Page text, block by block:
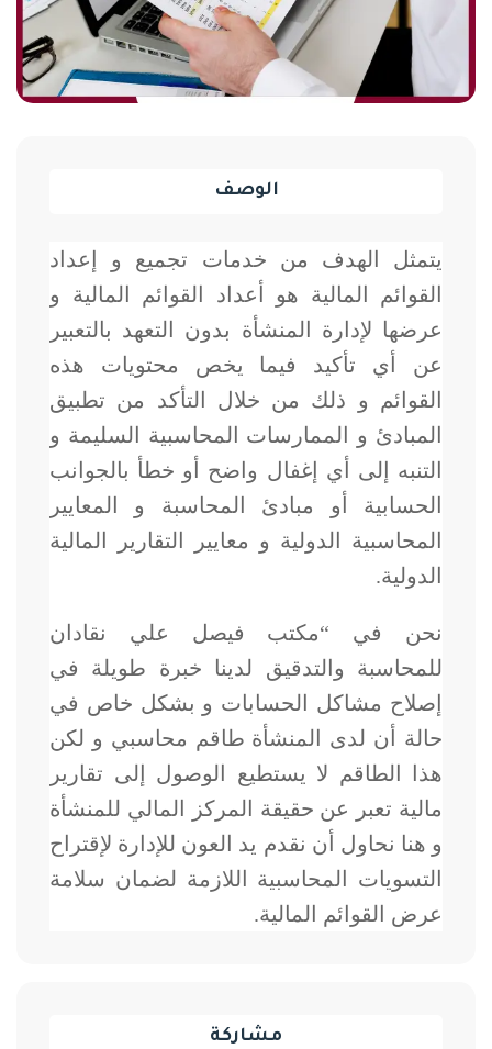
الوصف
يتمثل الهدف من خدمات تجميع و إعداد
القوائم المالية هو أعداد القوائم المالية و
عرضها لإدارة المنشأة بدون التعهد بالتعبير
عن أي تأكيد فيما يخص محتويات هذه
القوائم و ذلك من خلال التأكد من تطبيق
المبادئ و الممارسات المحاسبية السليمة و
التنبه إلى أي إغفال واضح أو خطأ بالجوانب
الحسابية أو مبادئ المحاسبة و المعايير
المحاسبية الدولية و معايير التقارير المالية
الدولية.
نحن في “مكتب فيصل علي نقادان
للمحاسبة والتدقيق لدينا خبرة طويلة في
إصلاح مشاكل الحسابات و بشكل خاص في
حالة أن لدى المنشأة طاقم محاسبي و لكن
هذا الطاقم لا يستطيع الوصول إلى تقارير
مالية تعبر عن حقيقة المركز المالي للمنشأة
و هنا نحاول أن نقدم يد العون للإدارة لإقتراح
التسويات المحاسبية اللازمة لضمان سلامة
عرض القوائم المالية.
مشاركة